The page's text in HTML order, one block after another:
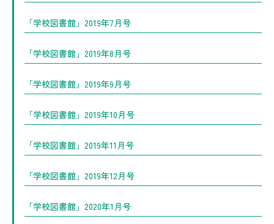
「学校図書館」2019年7月号
「学校図書館」2019年8月号
「学校図書館」2019年9月号
「学校図書館」2019年10月号
「学校図書館」2019年11月号
「学校図書館」2019年12月号
「学校図書館」2020年1月号